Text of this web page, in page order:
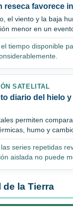
reseca favorece
el viento y la baja
menor en un
el tiempo disponible
SATELITAL
diario del hielo
permiten
humo y
las series repetidas
aislada no puede
la Tierra